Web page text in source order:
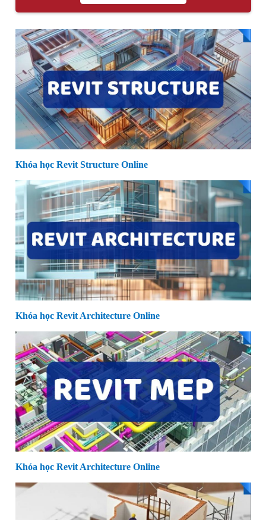
Khóa học Revit Structure Online
Khóa học Revit Architecture Online
Khóa học Revit Architecture Online